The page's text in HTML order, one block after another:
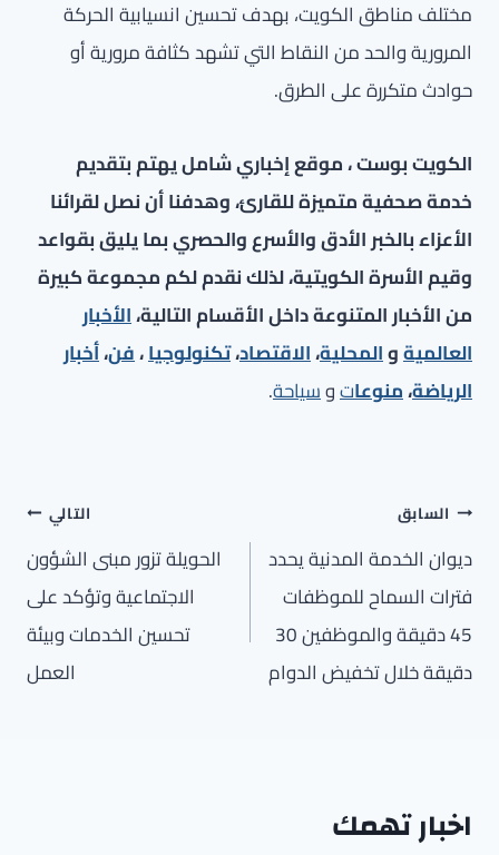
مختلف مناطق الكويت، بهدف تحسين انسيابية الحركة
المرورية والحد من النقاط التي تشهد كثافة مرورية أو
حوادث متكررة على الطرق.
الكويت بوست ، موقع إخباري شامل يهتم بتقديم
خدمة صحفية متميزة للقارئ، وهدفنا أن نصل لقرائنا
الأعزاء بالخبر الأدق والأسرع والحصري بما يليق بقواعد
وقيم الأسرة الكويتية، لذلك نقدم لكم مجموعة كبيرة
من الأخبار المتنوعة داخل الأقسام التالية،الأخبار
العالميةوالمحلية،الاقتصاد،تكنولوجيا،فن،أخبار
الرياضة،منوعاتوسياحة.
تصفّح
المقالات
السابق
ديوان الخدمة المدنية يحدد
فترات السماح للموظفات
45 دقيقة والموظفين 30
دقيقة خلال تخفيض الدوام
التالي
الحويلة تزور مبنى الشؤون
الاجتماعية وتؤكد على
تحسين الخدمات وبيئة
العمل
اخبار تهمك